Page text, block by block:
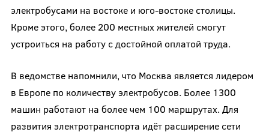
электробусами на востоке и юго-востоке столицы.
Кроме этого, более 200 местных жителей смогут
устроиться на работу с достойной оплатой труда.
В ведомстве напомнили, что Москва является лидером
в Европе по количеству электробусов. Более 1300
машин работают на более чем 100 маршрутах. Для
развития электротранспорта идёт расширение сети